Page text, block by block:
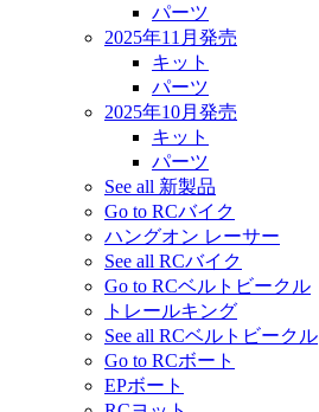
パーツ
2025年11月発売
キット
パーツ
2025年10月発売
キット
パーツ
See all 新製品
Go to RCバイク
ハングオン レーサー
See all RCバイク
Go to RCベルトビークル
トレールキング
See all RCベルトビークル
Go to RCボート
EPボート